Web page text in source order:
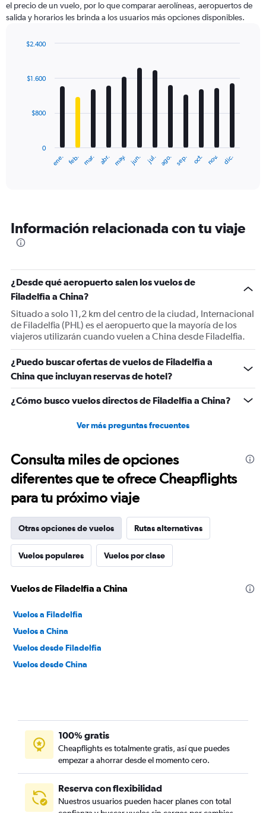
el precio de un vuelo, por lo que comparar aerolíneas, aeropuertos de
salida y horarios les brinda a los usuarios más opciones disponibles.
with
12
The
categories.
The
Y
axis
displaying
values.
Range:
0
2400.
ene. feb. mar. abr. may. jun. jul. ago. sep. oct. nov. dic.
0
$800
$1.600
$2.400
Información relacionada con tu viaje
¿Desde qué aeropuerto salen los vuelos de
Filadelfia a China?
Situado a solo 11,2 km del centro de la ciudad, Internacional
de Filadelfia (PHL) es el aeropuerto que la mayoría de los
viajeros utilizarán cuando vuelen a China desde Filadelfia.
¿Puedo buscar ofertas de vuelos de Filadelfia a
China que incluyan reservas de hotel?
¿Cómo busco vuelos directos de Filadelfia a China?
Ver más preguntas frecuentes
Consulta miles de opciones
diferentes que te ofrece Cheapflights
para tu próximo viaje
Otras opciones de vuelos Rutas alternativas
Vuelos populares Vuelos por clase
Vuelos de Filadelfia a China
Vuelos a Filadelfia
Vuelos a China
Vuelos desde Filadelfia
Vuelos desde China
100% gratis
Cheapflights es totalmente gratis, así que puedes
empezar a ahorrar desde el momento cero.
Reserva con flexibilidad
Nuestros usuarios pueden hacer planes con total